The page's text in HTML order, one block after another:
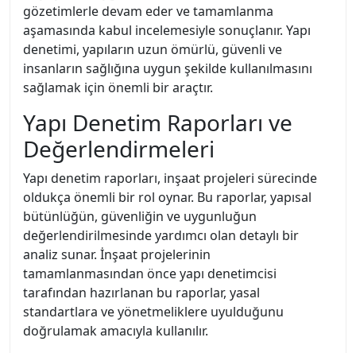
gözetimlerle devam eder ve tamamlanma
aşamasında kabul incelemesiyle sonuçlanır. Yapı
denetimi, yapıların uzun ömürlü, güvenli ve
insanların sağlığına uygun şekilde kullanılmasını
sağlamak için önemli bir araçtır.
Yapı Denetim Raporları ve
Değerlendirmeleri
Yapı denetim raporları, inşaat projeleri sürecinde
oldukça önemli bir rol oynar. Bu raporlar, yapısal
bütünlüğün, güvenliğin ve uygunluğun
değerlendirilmesinde yardımcı olan detaylı bir
analiz sunar. İnşaat projelerinin
tamamlanmasından önce yapı denetimcisi
tarafından hazırlanan bu raporlar, yasal
standartlara ve yönetmeliklere uyulduğunu
doğrulamak amacıyla kullanılır.